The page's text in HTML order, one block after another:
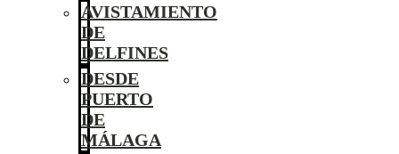
AVISTAMIENTO
DE
DELFINES
DESDE
PUERTO
DE
MÁLAGA